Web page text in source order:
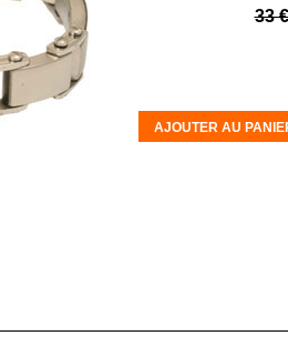
33 €
AJOUTER AU